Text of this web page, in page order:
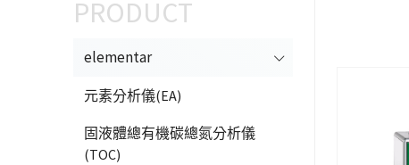
elementar
元素分析儀(EA)
固液體總有機碳總氮分析儀
(TOC)